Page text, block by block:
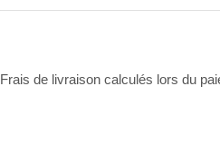
Frais de livraison calculés lors du